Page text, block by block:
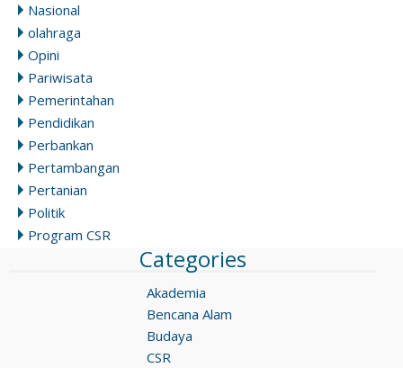
Nasional
olahraga
Opini
Pariwisata
Pemerintahan
Pendidikan
Perbankan
Pertambangan
Pertanian
Politik
Program CSR
Categories
Akademia
Bencana Alam
Budaya
CSR